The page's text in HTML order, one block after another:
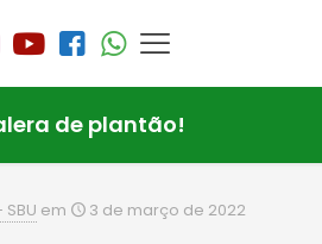
de plantão!
em 3 de março de 2022